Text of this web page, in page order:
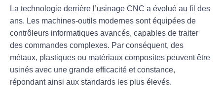
La technologie derrière l’usinage CNC a évolué au fil des
ans. Les machines-outils modernes sont équipées de
contrôleurs informatiques avancés, capables de traiter
des commandes complexes. Par conséquent, des
métaux, plastiques ou matériaux composites peuvent être
usinés avec une grande efficacité et constance,
répondant ainsi aux standards les plus élevés.